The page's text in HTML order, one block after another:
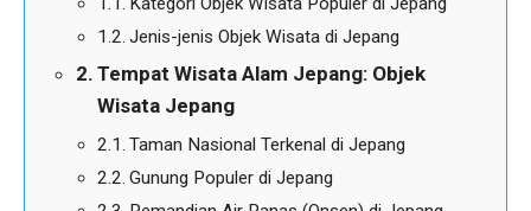
Jenis-jenis Objek Wisata di Jepang
Tempat Wisata Alam Jepang: Objek
Wisata Jepang
Taman Nasional Terkenal di Jepang
Gunung Populer di Jepang